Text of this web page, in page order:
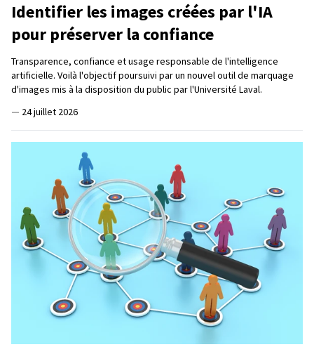
Identifier les images créées par l'IA
pour préserver la confiance
Transparence, confiance et usage responsable de l'intelligence
artificielle. Voilà l'objectif poursuivi par un nouvel outil de marquage
d'images mis à la disposition du public par l'Université Laval.
— 24 juillet 2026